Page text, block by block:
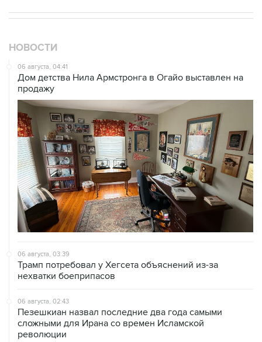
06 августа, 04:41
Дом детства Нила Армстронга в Огайо выставлен на
продажу
06 августа, 03:39
нехватки боеприпасов
06 августа, 02:43
сложными для Ирана со времен Исламской
революции